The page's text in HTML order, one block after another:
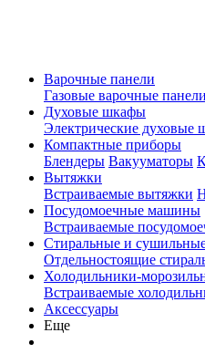
Варочные панели
Газовые варочные панели
Духовые шкафы
Электрические духовые
Компактные приборы
Блендеры Вакууматоры
Вытяжки
Встраиваемые вытяжки
Посудомоечные машины
Встраиваемые
Стиральные и
Отдельностоящие
Холодильники-
Встраиваемые
Аксессуары
Еще